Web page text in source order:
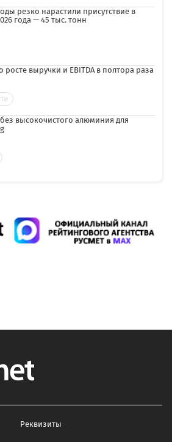
резко нарастили присутствие в
года — 45 тыс. тонн
росте выручки и EBITDA в полтора раза
высокочистого алюминия для
Реквизиты